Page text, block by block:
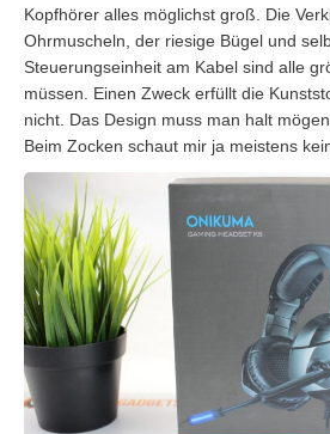
Kopfhörer alles möglichst groß. Die
Ohrmuscheln, der riesige Bügel und
Steuerungseinheit am Kabel sind alle
müssen. Einen Zweck erfüllt die
nicht. Das Design muss man halt
Beim Zocken schaut mir ja meistens